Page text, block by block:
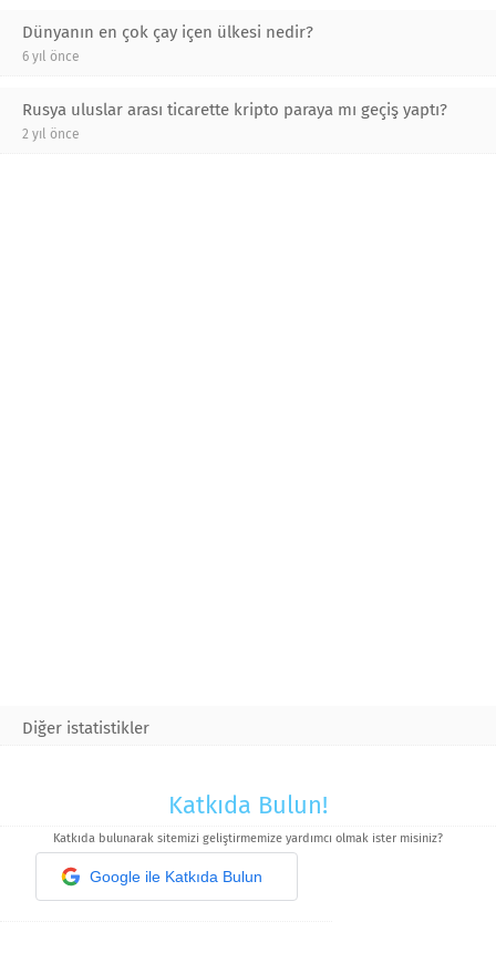
Dünyanın en çok çay içen ülkesi nedir?
6 yıl önce
Rusya uluslar arası ticarette kripto paraya mı geçiş yaptı?
2 yıl önce
Diğer istatistikler
Katkıda Bulun!
Katkıda bulunarak sitemizi geliştirmemize yardımcı olmak ister misiniz?
Google ile Katkıda Bulun